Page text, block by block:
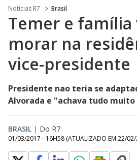
Noticias R7 Brasil
Temer e família
morar na
vice-presidente
Presidente nao teria se
Alvorada e "achava tudo
BRASIL | Do R7
01/03/2017 - 16H58 (ATUALIZADO EM 22/02/